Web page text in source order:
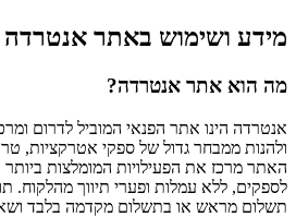
מידע ושימוש באתר אנטרדה
מה הוא אתר אנטרדה?
אנטרדה הינו אתר הפנאי המוביל לדרום
ולהנות ממבחר גדול של ספקי אטרקציות,
האתר מרכז את הפעילויות המומלצות
לספקים, ללא עמלות ופערי תיווך מהלקוח.
תשלום מראש או בתשלום מקדמה בלבד